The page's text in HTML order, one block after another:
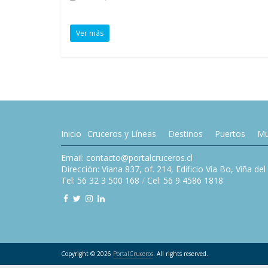
Ver más
Inicio Cruceros y Líneas Destinos Puertos
Email: contacto@portalcruceros.cl
Dirección: Viana 837, of. 214, Edificio Vía Bo, Viña
Tel: 56 32 3 500 168 / Cel: 56 9 4586 1818
Copyright © 2026 PortalCruceros. All rights reserved.